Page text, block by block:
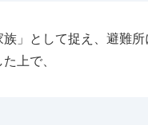
」として捉え、避難
上で、